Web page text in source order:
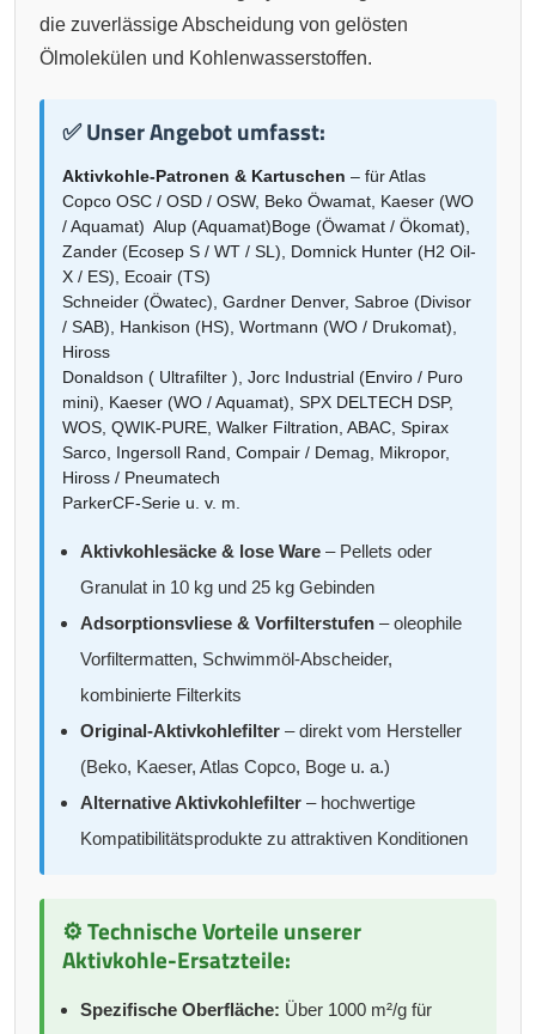
die zuverlässige Abscheidung von gelösten
Ölmolekülen und Kohlenwasserstoffen.
✅ Unser Angebot umfasst:
Aktivkohle-Patronen & Kartuschen – für Atlas
Copco OSC / OSD / OSW, Beko Öwamat, Kaeser (WO
/ Aquamat) Alup (Aquamat)Boge (Öwamat / Ökomat),
Zander (Ecosep S / WT / SL), Domnick Hunter (H2 Oil-
X / ES), Ecoair (TS)
Schneider (Öwatec), Gardner Denver, Sabroe (Divisor
/ SAB), Hankison (HS), Wortmann (WO / Drukomat),
Hiross
Donaldson ( Ultrafilter ), Jorc Industrial (Enviro / Puro
mini), Kaeser (WO / Aquamat), SPX DELTECH DSP,
WOS, QWIK-PURE, Walker Filtration, ABAC, Spirax
Sarco, Ingersoll Rand, Compair / Demag, Mikropor,
Hiross / Pneumatech
ParkerCF-Serie u. v. m.
Aktivkohlesäcke & lose Ware – Pellets oder
Granulat in 10 kg und 25 kg Gebinden
Adsorptionsvliese & Vorfilterstufen – oleophile
Vorfiltermatten, Schwimmöl-Abscheider,
kombinierte Filterkits
Original-Aktivkohlefilter – direkt vom Hersteller
(Beko, Kaeser, Atlas Copco, Boge u. a.)
Alternative Aktivkohlefilter – hochwertige
Kompatibilitätsprodukte zu attraktiven Konditionen
⚙️ Technische Vorteile unserer
Aktivkohle-Ersatzteile:
Spezifische Oberfläche: Über 1000 m²/g für